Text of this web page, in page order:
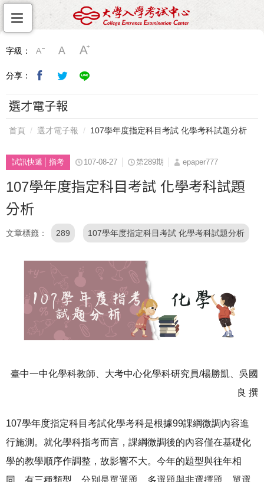
字級：
分享：
選才電子報
首頁 選才電子報 107學年度指定科目考試 化學考科試題分析
試訊快遞 指考 107-08-27 第289期 epaper777
107學年度指定科目考試 化學考科試題
分析
文章標籤 289 107學年度指定科目考試 化學考科試題分析
臺中一中化學科教師、大考中心化學科研究員/楊勝凱、吳國
良 撰
107學年度指定科目考試化學考科是根據99課綱微調內容進
行施測。就化學科指考而言，課綱微調後的內容僅在基礎化
學的教學順序作調整，故影響不大。今年的題型與往年相
同，有三種類型，分別是單選題、多選題與非選擇題。單選